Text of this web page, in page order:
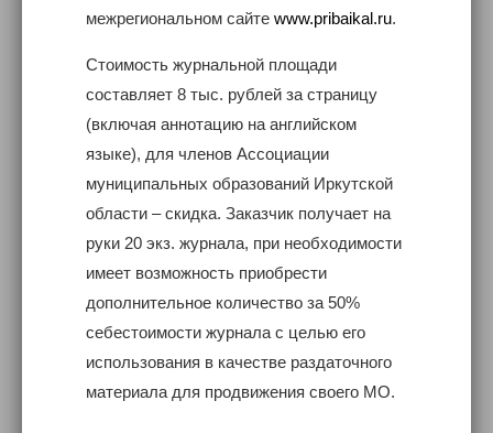
межрегиональном сайтеwww.pribaikal.ru.
Стоимость журнальной площади
составляет 8 тыс. рублей за страницу
(включая аннотацию на английском
языке), для членов Ассоциации
муниципальных образований Иркутской
области – скидка. Заказчик получает на
руки 20 экз. журнала, при необходимости
имеет возможность приобрести
дополнительное количество за 50%
себестоимости журнала с целью его
использования в качестве раздаточного
материала для продвижения своего МО.